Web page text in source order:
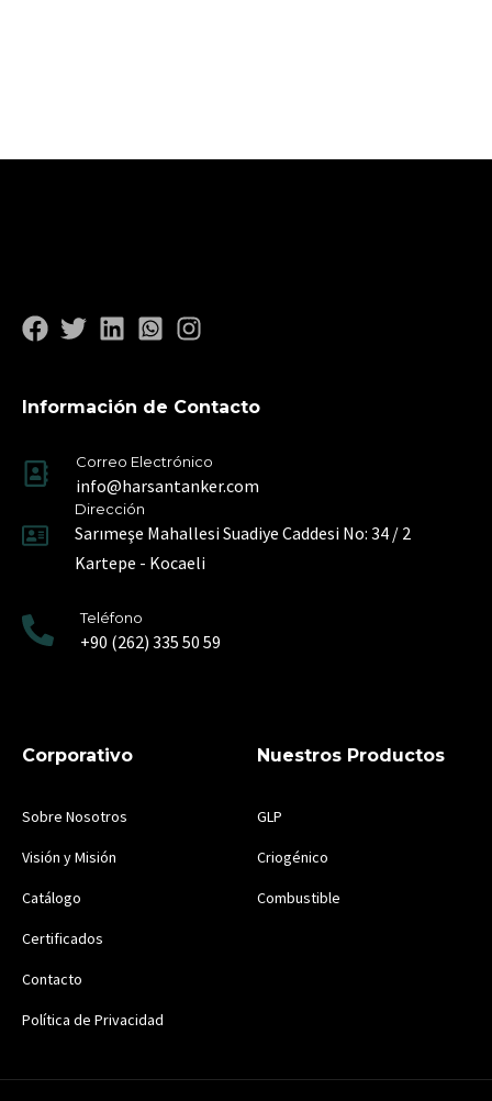
Información de Contacto
Correo Electrónico
info@harsantanker.com
Dirección
Sarımeşe Mahallesi Suadiye Caddesi No: 34 / 2
Kartepe - Kocaeli
Teléfono
+90 (262) 335 50 59
Corporativo
Sobre Nosotros
Visión y Misión
Catálogo
Certificados
Contacto
Política de Privacidad
Nuestros Productos
GLP
Criogénico
Combustible